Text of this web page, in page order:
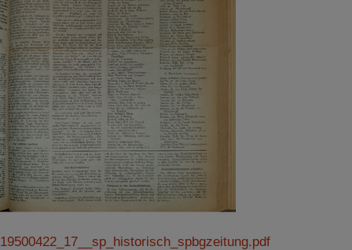
19500422_17__sp_historisch_spbgzeitung.pdf